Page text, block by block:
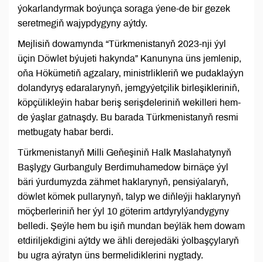
ýokarlandyrmak boýunça soraga ýene-de bir gezek
seretmegiň wajypdygyny aýtdy.
Mejlisiň dowamynda “Türkmenistanyň 2023-nji ýyl
üçin Döwlet býujeti hakynda” Kanunyna üns jemlenip,
oňa Hökümetiň agzalary, ministrlikleriň we pudaklaýyn
dolandyryş edaralarynyň, jemgyýetçilik birleşikleriniň,
köpçülikleýin habar beriş serişdeleriniň wekilleri hem-
de ýaşlar gatnaşdy. Bu barada Türkmenistanyň resmi
metbugaty habar berdi.
Türkmenistanyň Milli Geňeşiniň Halk Maslahatynyň
Başlygy Gurbanguly Berdimuhamedow birnäçe ýyl
bäri ýurdumyzda zähmet haklarynyň, pensiýalaryň,
döwlet kömek pullarynyň, talyp we diňleýji haklarynyň
möçberleriniň her ýyl 10 göterim artdyrylýandygyny
belledi. Şeýle hem bu işiň mundan beýläk hem dowam
etdiriljekdigini aýtdy we ähli derejedäki ýolbaşçylaryň
bu ugra aýratyn üns bermelidiklerini nygtady.